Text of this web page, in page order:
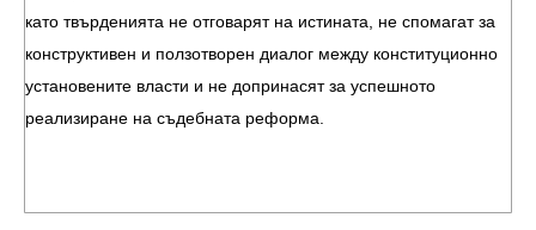
като твърденията не отговарят на истината, не спомагат за
конструктивен и ползотворен диалог между конституционно
установените власти и не допринасят за успешното
реализиране на съдебната реформа.